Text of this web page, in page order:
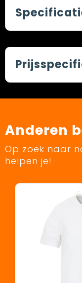
Anderen
Op zoek naar
helpen je!